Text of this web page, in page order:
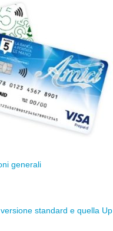
generali
standard e quella Up